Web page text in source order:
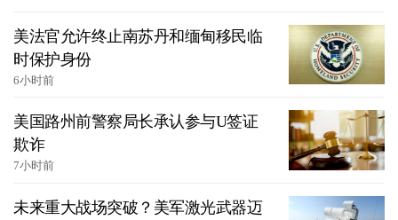
美法官允许终止南苏丹和缅甸移民临
时保护身份
6小时前
美国路州前警察局长承认参与U签证
欺诈
7小时前
未来重大战场突破？美军激光武器迈